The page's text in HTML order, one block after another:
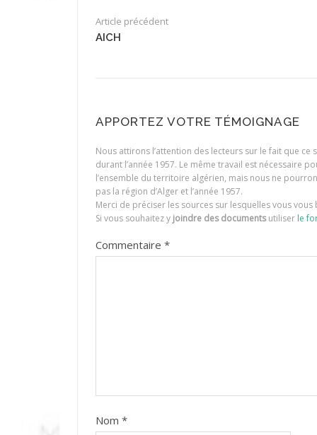
Article précédent
AICH
APPORTEZ VOTRE TÉMOIGNAGE
Nous attirons l’attention des lecteurs sur le fait que
durant l’année 1957. Le même travail est nécessaire
l’ensemble du territoire algérien, mais nous ne
pas la région d’Alger et l’année 1957.
Merci de préciser les sources sur lesquelles vous vous
Si vous souhaitez y joindre des documentsutiliser le
Commentaire *
Nom *